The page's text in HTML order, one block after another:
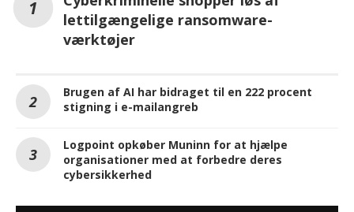
Cyberkriminelle shopper løs af
værktøjer